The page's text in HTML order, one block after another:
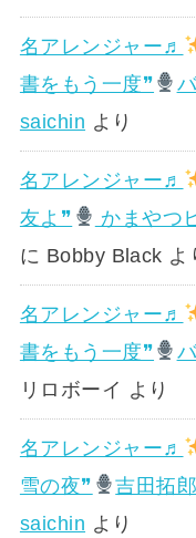
名アレンジャー♬
書をもう一度❞
saichin より
名アレンジャー♬
友よ❞
かまやつ
に Bobby Black よ
名アレンジャー♬
書をもう一度❞
リロボーイ より
名アレンジャー♬
雪の夜❞
吉田拓郎
saichin より